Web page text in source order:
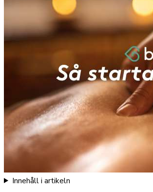
Innehåll i artikeln